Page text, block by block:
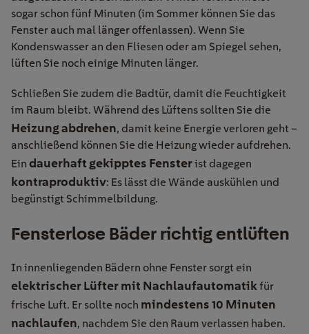
sogar schon fünf Minuten (im Sommer können Sie das
Fenster auch mal länger offenlassen). Wenn Sie
Kondenswasser an den Fliesen oder am Spiegel sehen,
lüften Sie noch einige Minuten länger.
Schließen Sie zudem die Badtür, damit die Feuchtigkeit
im Raum bleibt. Während des Lüftens sollten Sie die
Heizung abdrehen, damit keine Energie verloren geht –
anschließend können Sie die Heizung wieder aufdrehen.
Ein dauerhaft gekipptes Fensterist dagegen
kontraproduktiv: Es lässt die Wände auskühlen und
begünstigt Schimmelbildung.
Fensterlose Bäder richtig entlüften
In innenliegenden Bädern ohne Fenster sorgt ein
elektrischer Lüfter mit Nachlaufautomatikfür
frische Luft. Er sollte noch mindestens 10 Minuten
nachlaufen, nachdem Sie den Raum verlassen haben.